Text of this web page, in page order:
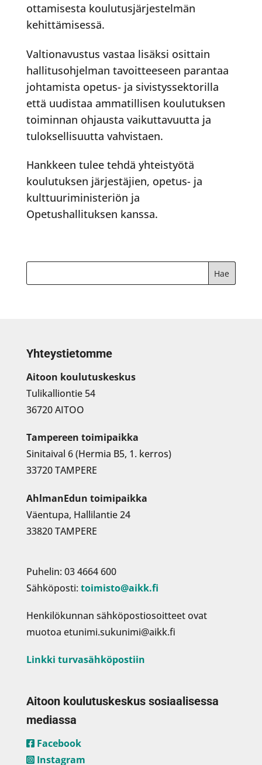
ottamisesta koulutusjärjestelmän
kehittämisessä.
Valtionavustus vastaa lisäksi osittain
hallitusohjelman tavoitteeseen parantaa
johtamista opetus- ja sivistyssektorilla
että uudistaa ammatillisen koulutuksen
toiminnan ohjausta vaikuttavuutta ja
tuloksellisuutta vahvistaen.
Hankkeen tulee tehdä yhteistyötä
koulutuksen järjestäjien, opetus- ja
kulttuuriministeriön ja
Opetushallituksen kanssa.
Yhteystietomme
Aitoon koulutuskeskus
Tulikalliontie 54
36720 AITOO
Tampereen toimipaikka
Sinitaival 6 (Hermia B5, 1. kerros)
33720 TAMPERE
AhlmanEdun toimipaikka
Väentupa, Hallilantie 24
33820 TAMPERE
Puhelin: 03 4664 600
Sähköposti: toimisto@aikk.fi
Henkilökunnan sähköpostiosoitteet ovat
muotoa etunimi.sukunimi@aikk.fi
Linkki turvasähköpostiin
Aitoon koulutuskeskus sosiaalisessa
mediassa
Facebook
Instagram